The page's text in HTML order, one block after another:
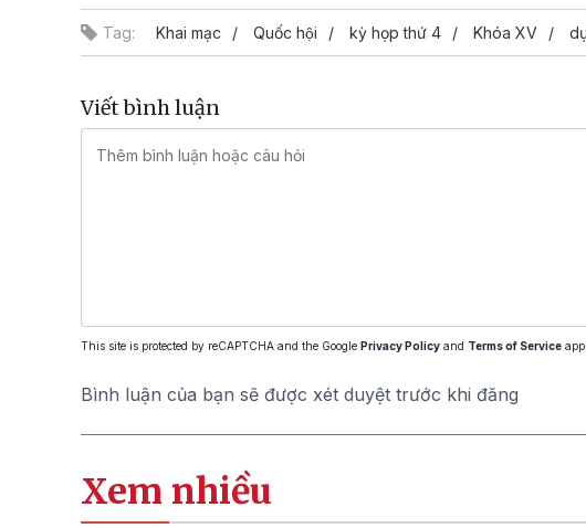
Tag: Khai mạc Quốc hội kỳ họp thứ 4 Khóa XV
Viết bình luận
This site is protected by reCAPTCHA and the Google Privacy Policy and Terms of Service
Bình luận của bạn sẽ được xét duyệt trước khi đăng
Xem nhiều